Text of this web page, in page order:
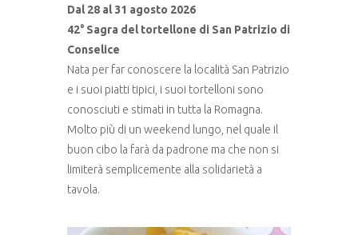
Dal 28 al 31 agosto 2026
42° Sagra del tortellone di San Patrizio di
Conselice
Nata per far conoscere la località San Patrizio
e i suoi piatti tipici, i suoi tortelloni sono
conosciuti e stimati in tutta la Romagna.
Molto più di un weekend lungo, nel quale il
buon cibo la farà da padrone ma che non si
limiterà semplicemente alla solidarietà a
tavola.